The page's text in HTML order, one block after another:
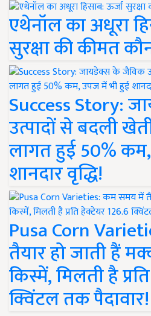
एथेनॉल का अधूरा
सुरक्षा की कीमत
Success Story:
उत्पादों से बदली
लागत हुई 50%
शानदार वृद्धि!
Pusa Corn
तैयार हो जाती हैं
किस्में, मिलती है
क्विंटल तक पैदावार!